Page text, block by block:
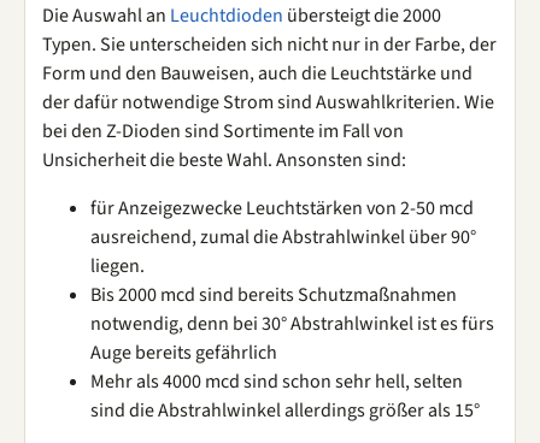
Die Auswahl an Leuchtdioden übersteigt die 2000
Typen. Sie unterscheiden sich nicht nur in der Farbe, der
Form und den Bauweisen, auch die Leuchtstärke und
der dafür notwendige Strom sind Auswahlkriterien. Wie
bei den Z-Dioden sind Sortimente im Fall von
Unsicherheit die beste Wahl. Ansonsten sind:
für Anzeigezwecke Leuchtstärken von 2-50 mcd
ausreichend, zumal die Abstrahlwinkel über 90°
liegen.
Bis 2000 mcd sind bereits Schutzmaßnahmen
notwendig, denn bei 30° Abstrahlwinkel ist es fürs
Auge bereits gefährlich
Mehr als 4000 mcd sind schon sehr hell, selten
sind die Abstrahlwinkel allerdings größer als 15°